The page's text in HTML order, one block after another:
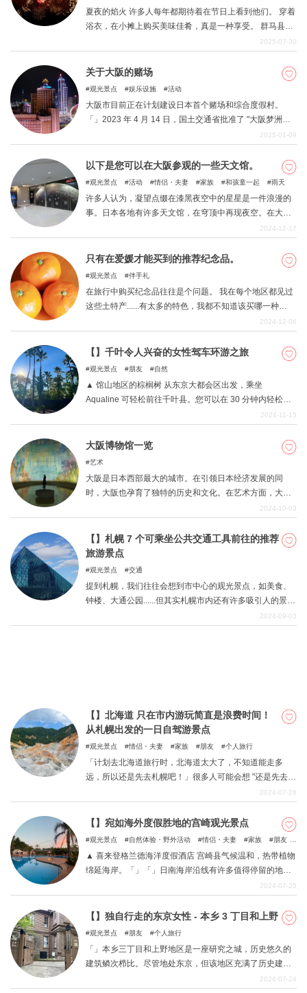
夏夜的焰火 许多人每年都期待着在节日上看到他们。 穿着
浴衣，在小摊上购买美味佳肴，真是一种享受。 群马县通
常也会举办许多焰火晚会。 本期精选了其中最受欢迎的作
2025-07-30
关于大阪的赌场
观光景点 娱乐设施 活动
大阪市目前正在计划建设日本首个赌场和综合度假村。
「」2023 年 4 月 14 日，国土交通省批准了 "大阪梦洲地
区特定综合旅游设施区 "的开发计划。大阪府和大阪市的目
续增长的引擎，并通过使旅游业成为该地区的支柱产业来
进一步发展大阪经济。然而，由于赌场和综合度假村在日
2025-01-09
以下是您可以在大阪参观的一些天文馆。
观光景点 活动 情侣・夫妻 家族 和孩童一起 雨天
许多人认为，凝望点缀在漆黑夜空中的星星是一件浪漫的
事。日本各地有许多天文馆，在穹顶中再现夜空。在大阪
2024-12-17
只有在爱媛才能买到的推荐纪念品。
观光景点 伴手礼
在旅行中购买纪念品往往是个问题。 我在每个地区都见过
这些土特产......有太多的特色，我都不知道该买哪一种
了......对于那些不熟悉这些土特产的人来说，这里有一些著
产。 请看看我们为您精选的纪念品。
2024-12-06
【】千叶令人兴奋的女性驾车环游之旅
观光景点 朋友 自然
▲ 馆山地区的棕榈树 从东京大都会区出发，乘坐
Aqualine 可轻松前往千叶县。您可以在 30 分钟内轻松享
点、大海和大自然！ 本文将介绍木更津、铫子、鸭川和成
田等千叶县的各个景点。 请以本文为指南，享受您的千叶
2024-11-15
大阪博物馆一览
艺术
大阪是日本西部最大的城市。在引领日本经济发展的同
时，大阪也孕育了独特的历史和文化。在艺术方面，大阪
在继承传统的同时，也在挑战新的表现形式。本文将介绍
2024-10-03
【】札幌 7 个可乘坐公共交通工具前往的推荐
旅游景点
观光景点 交通
提到札幌，我们往往会想到市中心的观光景点，如美食、
钟楼、大通公园......但其实札幌市内还有许多吸引人的景
点。作为一个大城市，札幌拥有发达的交通网络，许多景
2024-09-03
【】北海道 只在市内游玩简直是浪费时间！
从札幌出发的一日自驾游景点
观光景点 情侣・夫妻 家族 朋友 个人旅行
「计划去北海道旅行时，北海道太大了，不知道能走多
远，所以还是先去札幌吧！」很多人可能会想 "还是先去札
幌吧"！但是，如果只在札幌观光就结束北海道之旅，那就
验丰富，推荐从札幌出发的一日游自驾游景点
2024-07-26
【】宛如海外度假胜地的宫崎观光景点
观光景点 自然体验・野外活动 情侣・夫妻 家族
朋友
▲ 喜来登格兰德海洋度假酒店 宫崎县气候温和，热带植物
绵延海岸。「」「」日南海岸沿线有许多值得停留的地
方，如三梅西日南和翠岬，您可以一边驾车一边享受这里
会让您感受到日本海外度假胜地的风情，同时也介绍了第
一次到宫崎旅行时必须游览的景点。在计划初夏旅行时，
2024-07-25
【】独自行走的东京女性 - 本乡 3 丁目和上野
观光景点 朋友 个人旅行
「」本乡三丁目和上野地区是一座研究之城，历史悠久的
建筑鳞次栉比。尽管地处东京，但该地区充满了历史建
筑、博物馆和自然风光，是散步的好去处。 「」这里特别
2024-07-24